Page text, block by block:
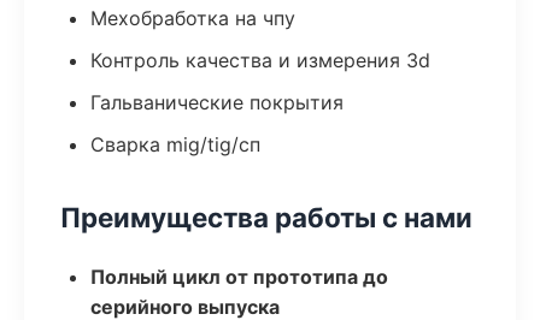
Мехобработка на чпу
Контроль качества и измерения 3d
Гальванические покрытия
Сварка mig/tig/сп
Преимущества работы с нами
Полный цикл от прототипа до
серийного выпуска